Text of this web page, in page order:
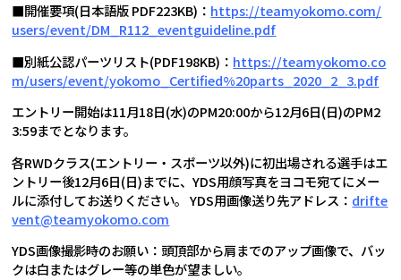
■開催要項(日本語版 PDF223KB)： https://teamyokomo.com/
users/event/DM_R112_eventguideline.pdf
■別紙公認パーツリスト(PDF198KB)： https://teamyokomo.co
m/users/event/yokomo_Certified%20parts_2020_2_3.pdf
エントリー開始は11月18日(水)のPM20:00から12月6日(日)のPM2
3:59までとなります。
各RWDクラス(エントリー・スポーツ以外)に初出場される選手はエ
ントリー後12月6日(日)までに、YDS用顔写真をヨコモ宛てにメー
ルに添付してお送りください。 YDS用画像送り先アドレス： drifte
vent@teamyokomo.com
YDS画像撮影時のお願い：頭頂部から肩までのアップ画像で、バッ
クは白またはグレー等の単色が望ましい。